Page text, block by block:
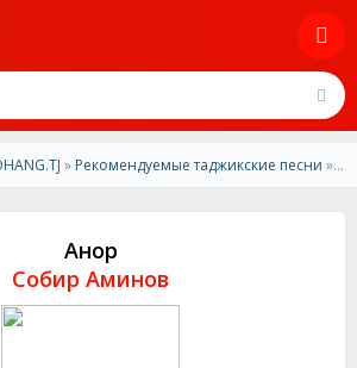
» Рекомендуемые таджикские песни » Собир Аминов - Анор
Анор
Собир Аминов